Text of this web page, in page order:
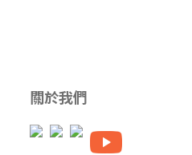
關於我們